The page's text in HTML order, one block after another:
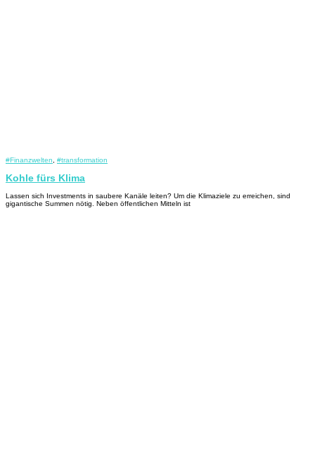
#Finanzwelten #transformation
Kohle fürs Klima
Lassen sich Investments in saubere Kanäle leiten? Um die Klimaziele zu erreichen, sind
gigantische Summen nötig. Neben öffentlichen Mitteln ist